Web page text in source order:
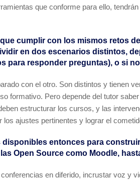
que conforme para ello,
cumplir con los mismos retos
en dos escenarios distintos,
para responder preguntas), o si
con el otro. Son distintos y tienen
formativo. Pero depende del tutor
estructurar los cursos, y las
ajustes pertinentes y lograr el
entonces para
Open Source como Moodle,
en diferido, incrustar voz y